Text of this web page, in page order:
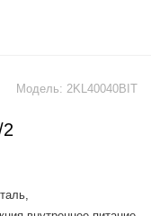
Модель: 2KL40040BIT